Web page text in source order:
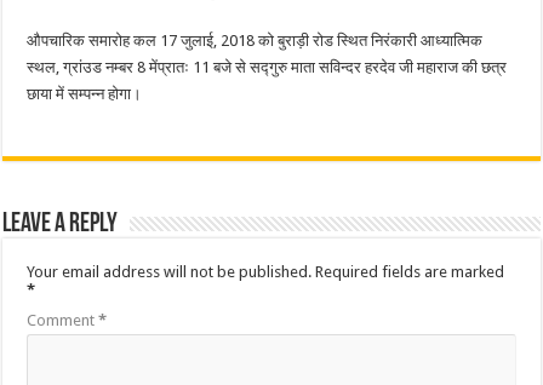
औपचारिक समारोह कल 17 जुलाई, 2018 को बुराड़ी रोड स्थित निरंकारी आध्यात्मिक
स्थल, ग्रांउड नम्बर 8 मेंप्रातः 11 बजे से सद्गुरु माता सविन्दर हरदेव जी महाराज की छत्र
छाया में सम्पन्न होगा।
Leave a Reply
Your email address will not be published. Required fields are marked
*
Comment*